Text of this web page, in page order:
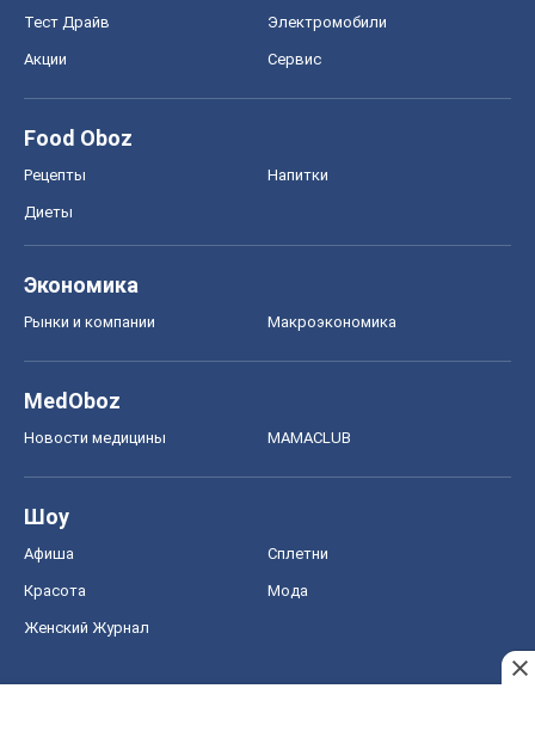
Тест Драйв Электромобили
Акции Сервис
Food Oboz
Рецепты Напитки
Диеты
Экономика
Рынки и компании Mакроэкономика
MedOboz
Новости медицины MAMACLUB
Шоу
Афиша Сплетни
Красота Мода
Женский Журнал